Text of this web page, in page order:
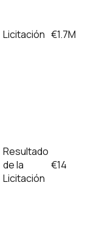
Licitación €1.7M
Resultado
de la
Licitación
€14